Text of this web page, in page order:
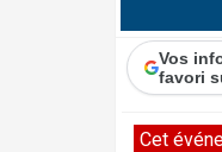
Vos
favori
Cet